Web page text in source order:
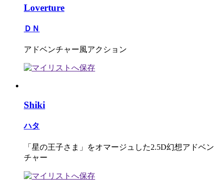
Loverture
ＤＮ
アドベンチャー風アクション
Shiki
ハタ
「星の王子さま」をオマージュした2.5D幻想アドベン
チャー